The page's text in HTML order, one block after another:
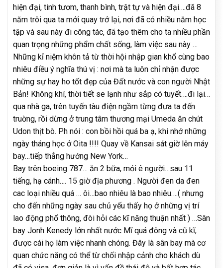
hiện đại, tinh tươm, thanh bình, trật tự và hiện đại….đã 8
năm trôi qua ta mới quay trở lại, nơi đã có nhiều năm học
tập và sau này đi công tác, đã tạo thêm cho ta nhiều phần
quan trọng những phẩm chất sống, làm việc sau này …
Những kỉ niệm khôn tả từ thời hội nhập gian khổ cùng bao
nhiêu điều ý nghĩa thú vị : nơi mà ta luôn chỉ nhận được
những sự hay ho tốt đẹp của Đất nước và con người Nhật
Bản! Không khí, thời tiết se lạnh như sắp có tuyết….đi lại…
qua nhà ga, trên tuyến tàu điện ngầm từng đưa ta đến
truờng, rồi dừng ở trung tâm thương mại Umeda ăn chút
Udon thịt bò. Ph nói : con bồi hồi quá ba ạ, khi nhớ những
ngày tháng học ở Oita !!!! Quay về Kansai sát giờ lên máy
bay…tiếp thẳng hướng New York…
Bay trên boeing 787… ăn 2 bữa, mỏi ê người…sau 11
tiếng, hạ cánh…. 15 giờ địa phương . Người đen da đen
cac loại nhiều quá … ôi…bao nhiêu là bao nhiêu….( nhưng
cho đến những ngày sau chủ yếu thấy họ ở những vị trí
lao động phổ thông, đòi hỏi các kĩ năng thuận nhất ) …Sân
bay Jonh Kenedy lớn nhất nước Mĩ quá đông và cũ kĩ,
được cái họ làm việc nhanh chóng. Đây là sân bay mà cơ
quan chức năng có thể từ chối nhập cảnh cho khách dù